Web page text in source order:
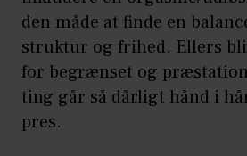
den måde at finde en
struktur og frihed. Ellers
for begrænset og
ting går så dårligt hånd i
pres.